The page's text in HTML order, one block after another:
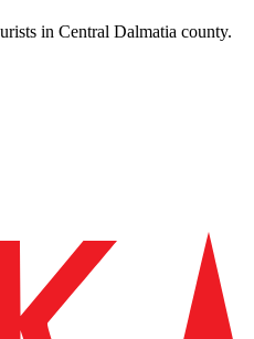
in Central Dalmatia county.